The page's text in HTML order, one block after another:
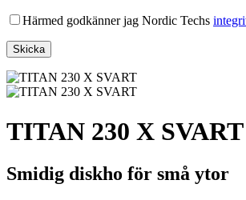
Härmed godkänner jag Nordic Techs
TITAN 230 X SVART
Smidig diskho för små ytor